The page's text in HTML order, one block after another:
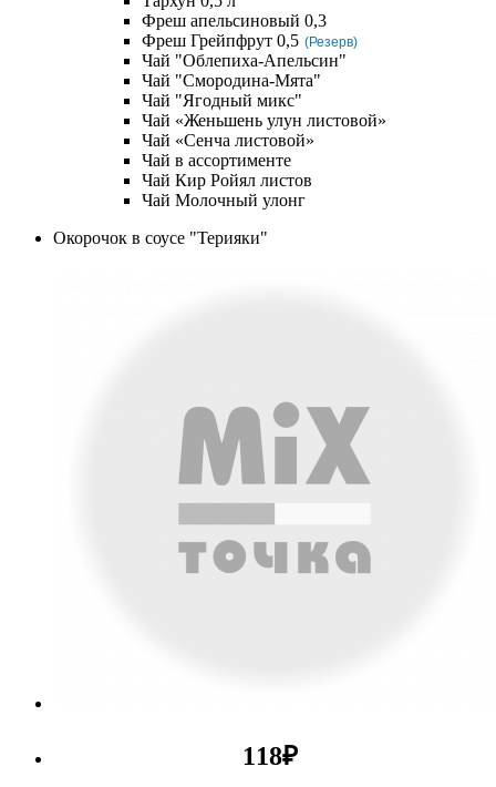
Фреш апельсиновый 0,3
Фреш Грейпфрут 0,5 (Резерв)
Чай "Облепиха-Апельсин"
Чай "Смородина-Мята"
Чай "Ягодный микс"
Чай «Женьшень улун листовой»
Чай «Сенча листовой»
Чай в ассортименте
Чай Кир Ройял листов
Чай Молочный улонг
Окорочок в соусе "Терияки"
118₽